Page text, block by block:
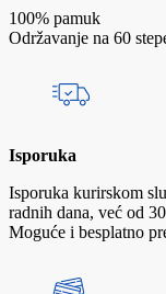
100% pamuk
Održavanje na 60
Isporuka
Isporuka kurirskom
radnih dana, već od
Moguće i besplatno